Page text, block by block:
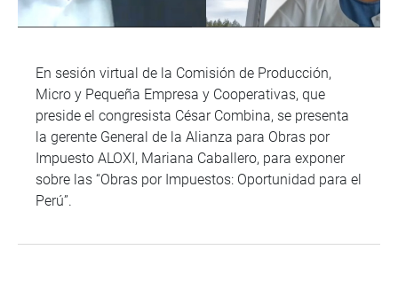
En sesión virtual de la Comisión de Producción,
Micro y Pequeña Empresa y Cooperativas, que
preside el congresista César Combina, se presenta
la gerente General de la Alianza para Obras por
Impuesto ALOXI, Mariana Caballero, para exponer
sobre las “Obras por Impuestos: Oportunidad para el
Perú”.